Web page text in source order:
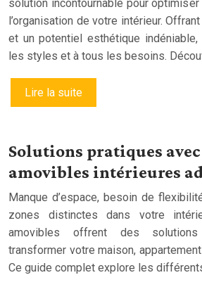
solution incontournable pour
l’organisation de votre intérieur.
et un potentiel esthétique indéniable,
les styles et à tous les besoins.
Lire la suite
Solutions pratiques
amovibles intérieures
Manque d’espace, besoin de
zones distinctes dans votre
amovibles offrent des
transformer votre maison,
Ce guide complet explore les